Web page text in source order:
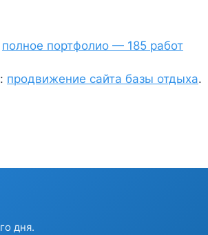
полное портфолио — 185 работ
продвижение сайта базы отдыха.
дня.